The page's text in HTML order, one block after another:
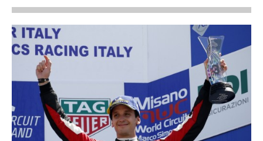
CAMPIONATO
RISULTATI
MULTIMEDIA
PRESS